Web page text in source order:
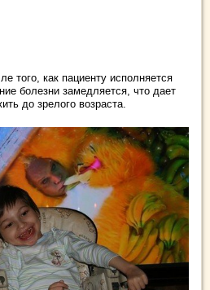
того, как пациенту исполняется
болезни замедляется, что дает
до зрелого возраста.